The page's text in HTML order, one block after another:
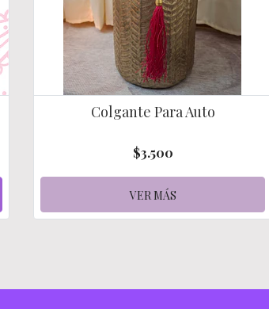
Colgante Para Auto
$3.500
VER MÁS